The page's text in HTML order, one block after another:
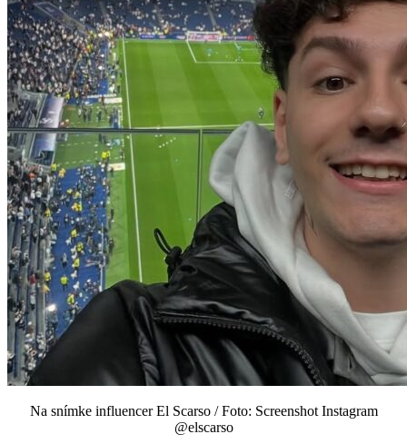
Na snímke influencer El Scarso / Foto: Screenshot Instagram
@elscarso